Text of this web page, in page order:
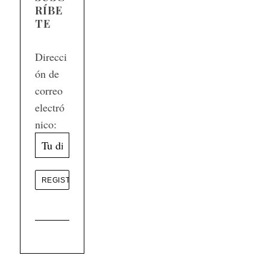
RÍBE
TE
Direcci
ón de
correo
electró
nico: